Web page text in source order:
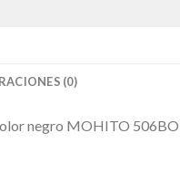
(0)
negro MOHITO